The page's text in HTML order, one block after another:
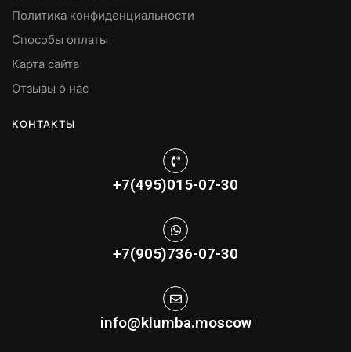
Политика конфиденциальности
Способы оплаты
Карта сайта
Отзывы о нас
КОНТАКТЫ
+7(495)015-07-30
+7(905)736-07-30
info@klumba.moscow